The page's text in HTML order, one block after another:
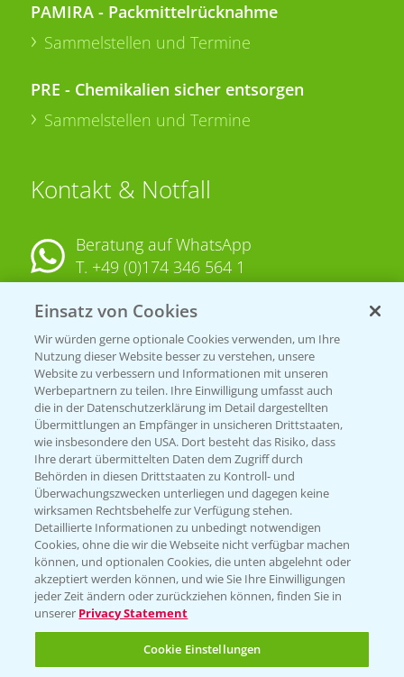
PAMIRA - Packmittelrücknahme
Sammelstellen und Termine
PRE - Chemikalien sicher entsorgen
Sammelstellen und Termine
Kontakt & Notfall
Beratung auf WhatsApp
T. +49 (0)174 346 564 1
KONTAKT
Hilfe in Notfällen
T.+49 (0)214/30-20220
Folgen Sie uns
Einsatz von Cookies
Wir würden gerne optionale Cookies verwenden, um Ihre
Nutzung dieser Website besser zu verstehen, unsere
Website zu verbessern und Informationen mit unseren
Werbepartnern zu teilen. Ihre Einwilligung umfasst auch
die in der Datenschutzerklärung im Detail dargestellten
Übermittlungen an Empfänger in unsicheren Drittstaaten,
wie insbesondere den USA. Dort besteht das Risiko, dass
Ihre derart übermittelten Daten dem Zugriff durch
Behörden in diesen Drittstaaten zu Kontroll- und
Überwachungszwecken unterliegen und dagegen keine
wirksamen Rechtsbehelfe zur Verfügung stehen.
Detaillierte Informationen zu unbedingt notwendigen
Cookies, ohne die wir die Webseite nicht verfügbar machen
können, und optionalen Cookies, die unten abgelehnt oder
akzeptiert werden können, und wie Sie Ihre Einwilligungen
jeder Zeit ändern oder zurückziehen können, finden Sie in
unserer Privacy Statement
Cookie Einstellungen